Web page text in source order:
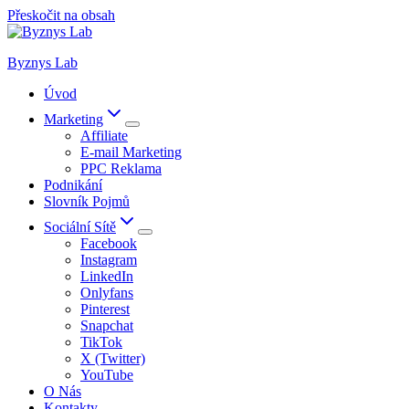
Přeskočit na obsah
Byznys Lab
Úvod
Marketing
Affiliate
E-mail Marketing
PPC Reklama
Podnikání
Slovník Pojmů
Sociální Sítě
Facebook
Instagram
LinkedIn
Onlyfans
Pinterest
Snapchat
TikTok
X (Twitter)
YouTube
O Nás